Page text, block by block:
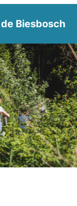
Biesbosch